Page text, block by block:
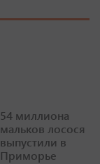
54 миллиона
мальков лосося
выпустили в
Приморье